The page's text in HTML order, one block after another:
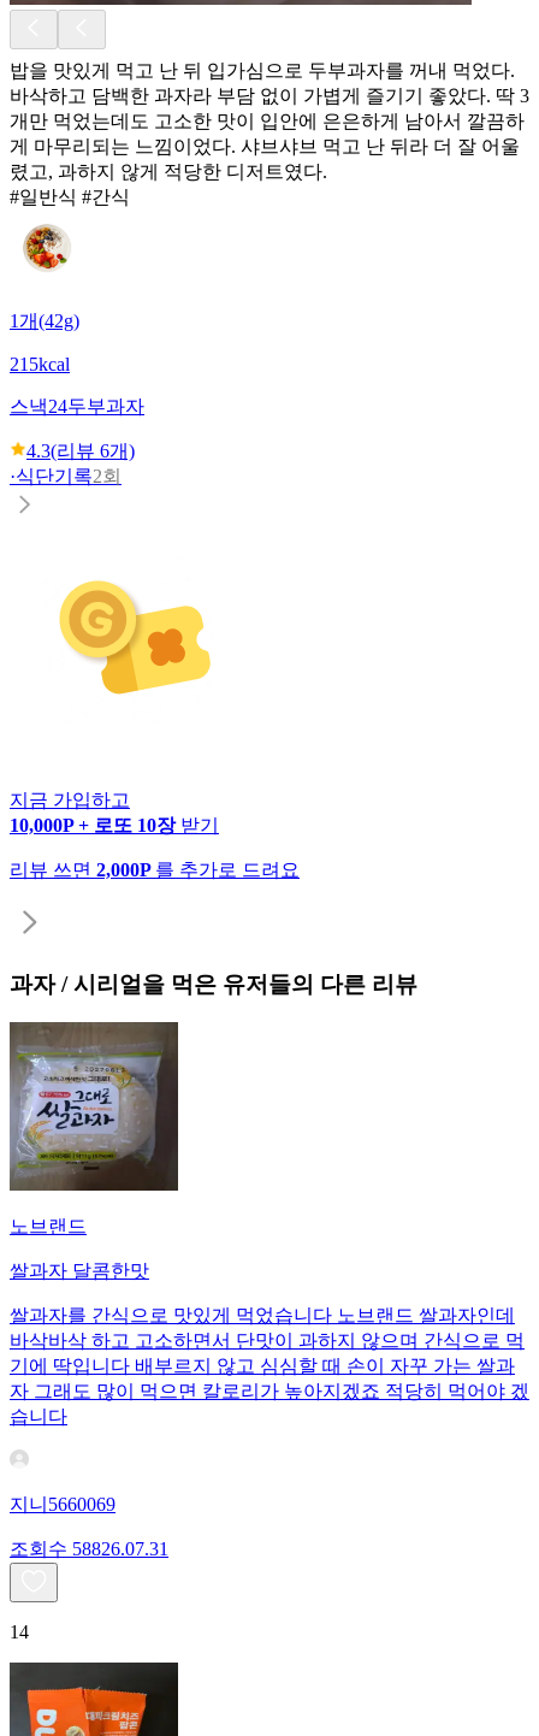
밥을 맛있게 먹고 난 뒤 입가심으로 두부과자를 꺼내 먹었다.
바삭하고 담백한 과자라 부담 없이 가볍게 즐기기 좋았다. 딱 3
개만 먹었는데도 고소한 맛이 입안에 은은하게 남아서 깔끔하
게 마무리되는 느낌이었다. 샤브샤브 먹고 난 뒤라 더 잘 어울
렸고, 과하지 않게 적당한 디저트였다.
#일반식 #간식
1개(42g)
215kcal
스낵24두부과자
4.3(리뷰 6개)
·식단기록2회
지금 가입하고
10,000P + 로또 10장 받기
리뷰 쓰면 2,000P 를 추가로 드려요
과자 / 시리얼을 먹은 유저들의 다른 리뷰
노브랜드
쌀과자 달콤한맛
쌀과자를 간식으로 맛있게 먹었습니다 노브랜드 쌀과자인데
바삭바삭 하고 고소하면서 단맛이 과하지 않으며 간식으로 먹
기에 딱입니다 배부르지 않고 심심할 때 손이 자꾸 가는 쌀과
자 그래도 많이 먹으면 칼로리가 높아지겠죠 적당히 먹어야 겠
습니다
지니5660069
조회수 58826.07.31
14